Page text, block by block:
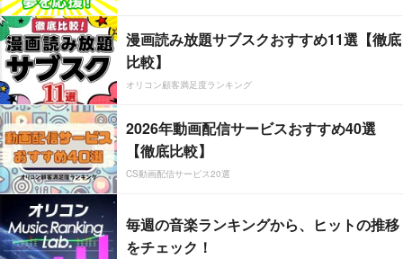
漫画読み放題サブスクおすすめ11選【徹底
比較】
オリコン顧客満足度ランキング
2026年動画配信サービスおすすめ40選
【徹底比較】
CS動画配信サービス20選
毎週の音楽ランキングから、ヒットの推移
をチェック！